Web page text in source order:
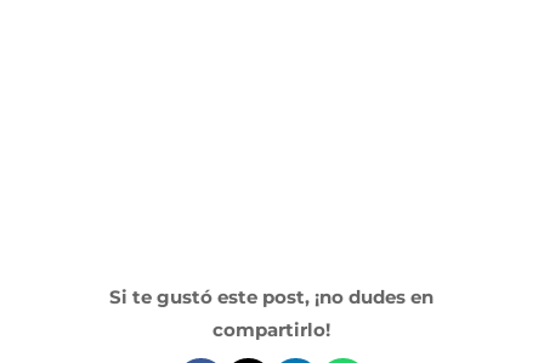
Si te gustó este post, ¡no dudes en
compartirlo!